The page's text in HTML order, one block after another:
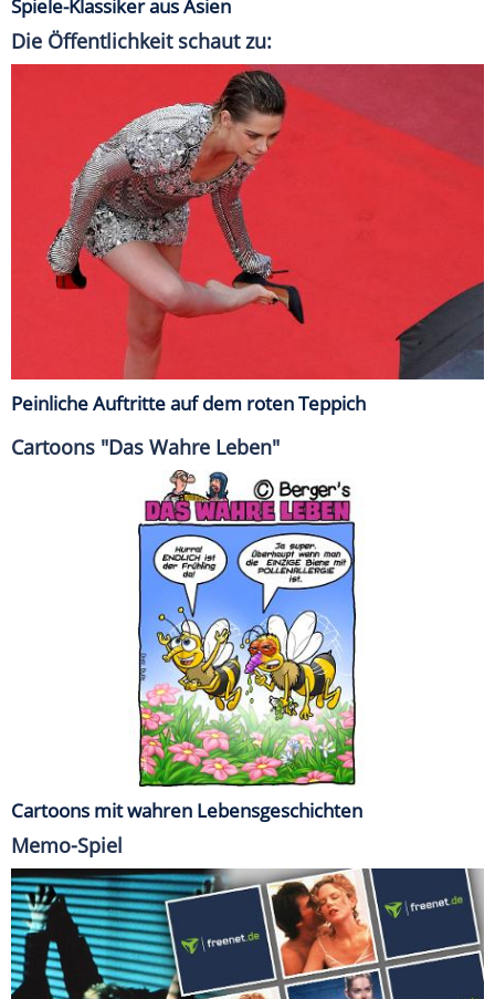
Spiele-Klassiker aus Asien
Die Öffentlichkeit schaut zu:
Peinliche Auftritte auf dem roten Teppich
Cartoons "Das Wahre Leben"
Cartoons mit wahren Lebensgeschichten
Memo-Spiel